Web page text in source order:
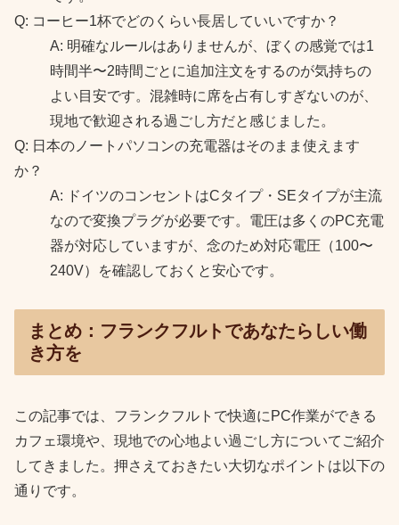
Q: コーヒー1杯でどのくらい長居していいですか？
A: 明確なルールはありませんが、ぼくの感覚では1
時間半〜2時間ごとに追加注文をするのが気持ちの
よい目安です。混雑時に席を占有しすぎないのが、
現地で歓迎される過ごし方だと感じました。
Q: 日本のノートパソコンの充電器はそのまま使えます
か？
A: ドイツのコンセントはCタイプ・SEタイプが主流
なので変換プラグが必要です。電圧は多くのPC充電
器が対応していますが、念のため対応電圧（100〜
240V）を確認しておくと安心です。
まとめ：フランクフルトであなたらしい働
き方を
この記事では、フランクフルトで快適にPC作業ができる
カフェ環境や、現地での心地よい過ごし方についてご紹介
してきました。押さえておきたい大切なポイントは以下の
通りです。